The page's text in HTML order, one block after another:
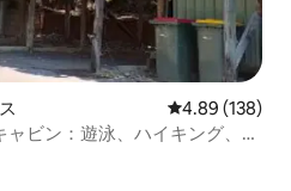
レビュー138
4.89 (138)
ビン：遊泳、ハイキング、テ